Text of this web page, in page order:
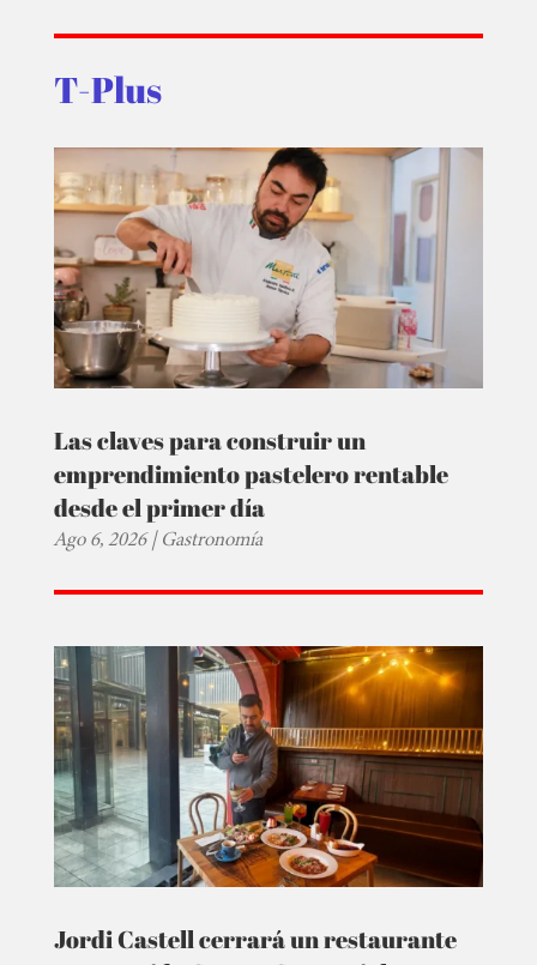
T-Plus
Las claves para construir un
emprendimiento pastelero rentable
desde el primer día
Ago 6, 2026|Gastronomía
Jordi Castell cerrará un restaurante